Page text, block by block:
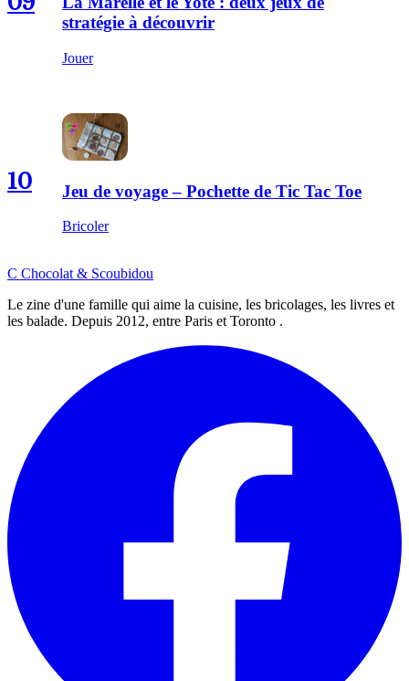
stratégie à découvrir
Jouer
10 Jeu de voyage – Pochette de Tic Tac Toe
Bricoler
C Chocolat & Scoubidou
Le zine d'une famille qui aime la cuisine, les bricolages, les livres et
les balade. Depuis 2012, entre Paris et Toronto .